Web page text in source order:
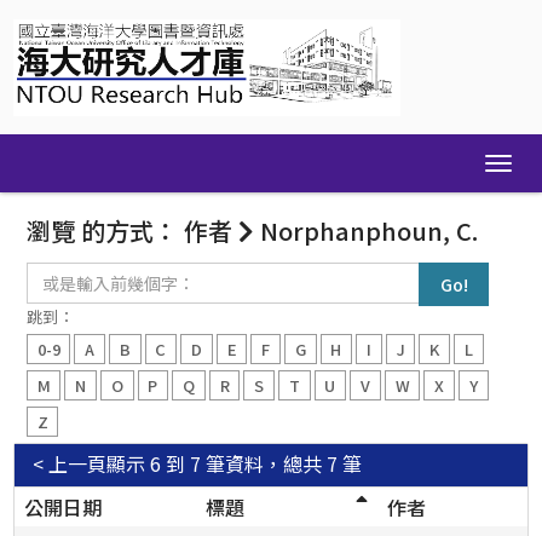
navigation
瀏覽 的方式： 作者 Norphanphoun, C.
入
前
幾
個
跳到：
0-9
A B C D E F G H I J K
L
M
N O P Q R S T U V W X
Y
Z
顯示 6 到 7 筆資料，總共 7 筆
< 上一頁
公開日期
標題
作者